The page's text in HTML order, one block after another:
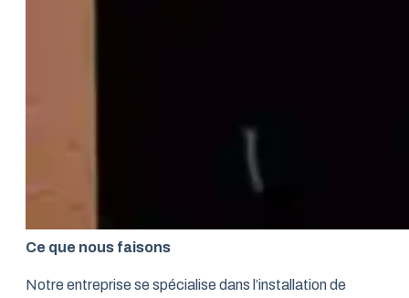
Ce que nous faisons
Notre entreprise se spécialise dans l’installation de